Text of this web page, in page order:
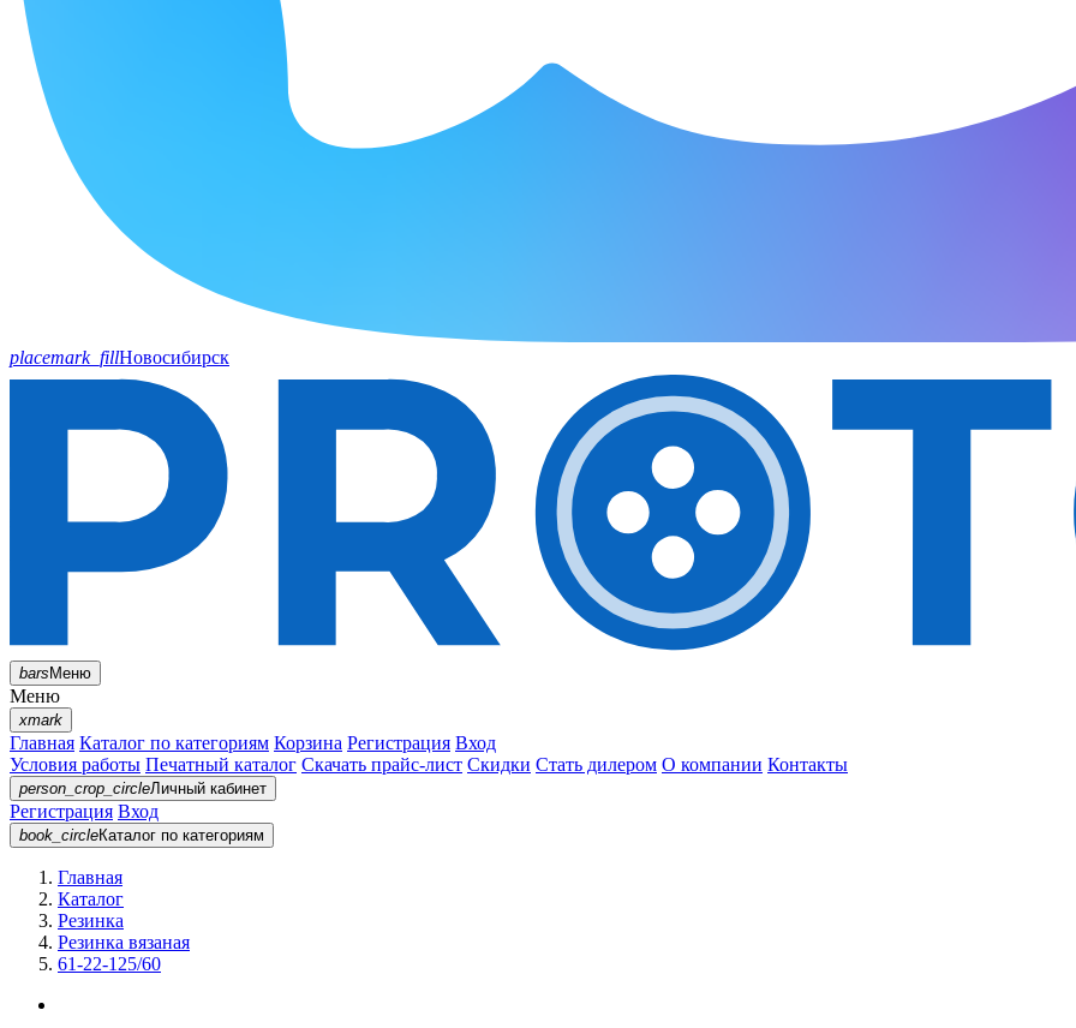
placemark_fillНовосибирск
barsМеню
Меню
xmark
Главная Каталог по категориям Корзина Регистрация Вход
Условия работы Печатный каталог Скачать прайс-лист Скидки Стать дилером О компании Контакты
person_crop_circleЛичный кабинет
Регистрация Вход
book_circleКаталог по категориям
Главная
Каталог
Резинка
Резинка вязаная
61-22-125/60